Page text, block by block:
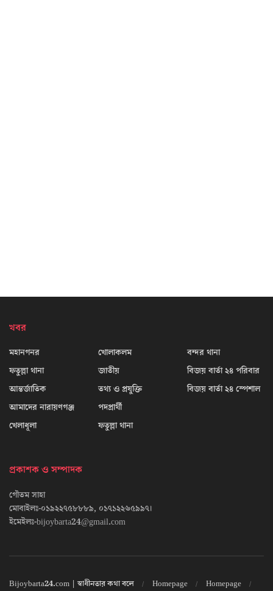
খবর
মহানগনর
ফতুল্লা থানা
আন্তর্জাতিক
আমাদের নারায়ণগঞ্জ
খেলাধূলা
খোলাকলম
জাতীয়
তথ্য ও প্রযুক্তি
পদপ্রার্থী
ফতুল্লা থানা
বন্দর থানা
বিজয় বার্তা ২৪ পরিবার
বিজয় বার্তা ২৪ স্পেশাল
প্রকাশক ও সম্পাদক
গৌতম সাহা
মোবাইলঃ-০১৯২২৭৫৮৮৮৯, ০১৭১২২৬৫৯৯৭।
ইমেইলঃ-bijoybarta24@gmail.com
Bijoybarta24.com | স্বাধীনতার কথা বলে Homepage Homepage